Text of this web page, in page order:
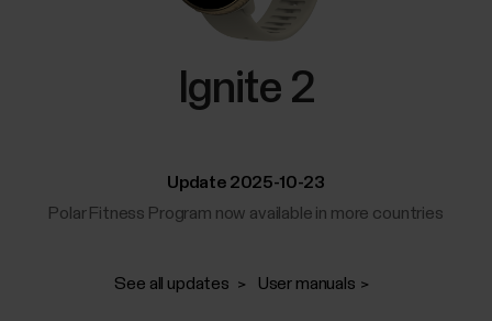
Ignite 2
Update 2025-10-23
Polar Fitness Program now available in more countries
See all updates User manuals